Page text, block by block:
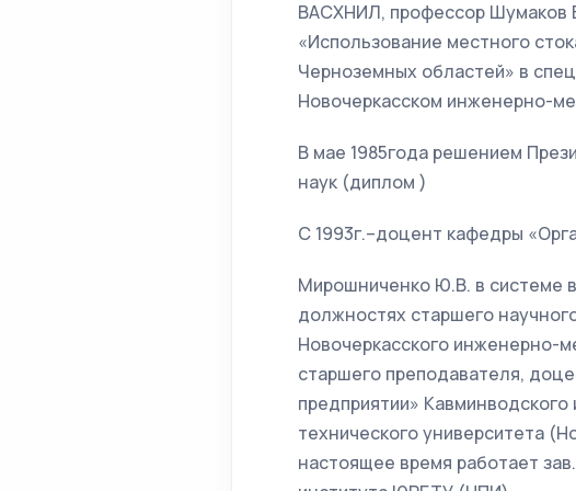
ВАСХНИЛ, профессор Шумаков
«Использование местного
Черноземных областей» в
Новочеркасском инженерно-
В мае 1985года решением
наук (диплом )
С 1993г.–доцент кафедры
Мирошниченко Ю.В. в системе
должностях старшего
Новочеркасского инженерно-
старшего преподавателя,
предприятии»
технического университета
настоящее время работает